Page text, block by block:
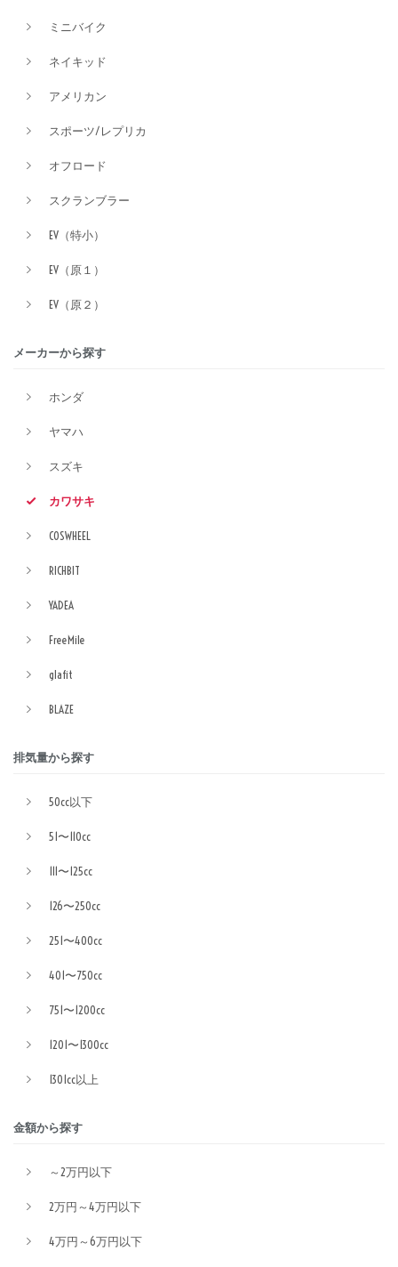
ミニバイク
ネイキッド
アメリカン
スポーツ/レプリカ
オフロード
スクランブラー
EV（特小）
EV（原１）
EV（原２）
メーカーから探す
ホンダ
ヤマハ
スズキ
カワサキ
COSWHEEL
RICHBIT
YADEA
FreeMile
glafit
BLAZE
排気量から探す
50cc以下
51〜110cc
111〜125cc
126〜250cc
251〜400cc
401〜750cc
751〜1200cc
1201〜1300cc
1301cc以上
金額から探す
～2万円以下
2万円～4万円以下
4万円～6万円以下
価格